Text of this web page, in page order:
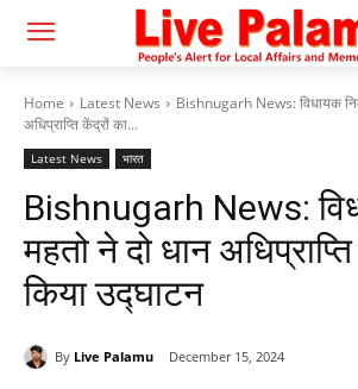
Home Latest News
Bishnugarh News: विधायक
अधिप्राप्ति केंद्रों का...
Latest News भारत
Bishnugarh News:
महतो ने दो धान
किया उद्घाटन
By Live Palamu December 15, 2024